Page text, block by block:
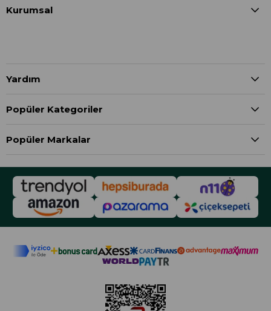
Kurumsal
Yardım
Popüler Kategoriler
Popüler Markalar